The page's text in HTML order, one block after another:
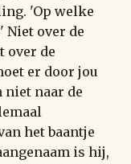
'Op welke
Niet over de
over de
er door jou
niet naar de
het baantje
is hij,